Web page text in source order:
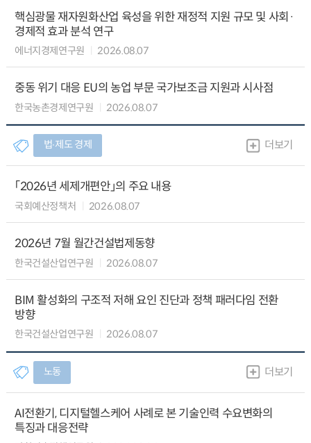
핵심광물 재자원화산업 육성을 위한 재정적 지원 규모 및 사회·
경제적 효과 분석 연구
에너지경제연구원 2026.08.07
중동 위기 대응 EU의 농업 부문 국가보조금 지원과 시사점
한국농촌경제연구원 2026.08.07
법∙제도 경제 더보기
「2026년 세제개편안」의 주요 내용
국회예산정책처 2026.08.07
2026년 7월 월간건설법제동향
한국건설산업연구원 2026.08.07
BIM 활성화의 구조적 저해 요인 진단과 정책 패러다임 전환
방향
한국건설산업연구원 2026.08.07
노동 더보기
AI전환기, 디지털헬스케어 사례로 본 기술인력 수요변화의
특징과 대응전략